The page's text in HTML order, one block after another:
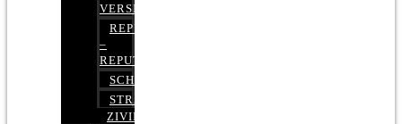
VERSICHERUNGSRECHT
REPUTATIONSRECHT
–
REPUTATIONSMANAGEMENT
SCHUFARECHT
STRAFRECHT
ZIVILRECHT